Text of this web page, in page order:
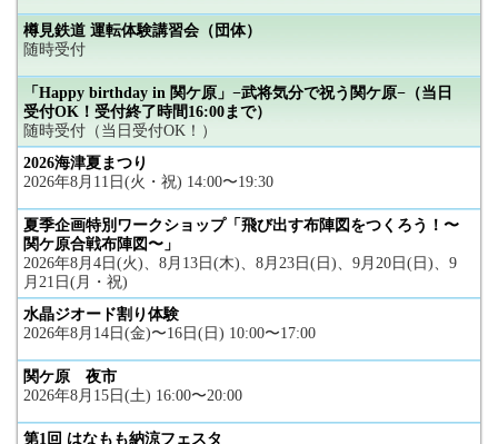
樽見鉄道 運転体験講習会（団体）
随時受付
「Happy birthday in 関ケ原」−武将気分で祝う関ケ原−（当日
受付OK！受付終了時間16:00まで）
随時受付（当日受付OK！）
2026海津夏まつり
2026年8月11日(火・祝) 14:00〜19:30
夏季企画特別ワークショップ「飛び出す布陣図をつくろう！〜
関ケ原合戦布陣図〜」
2026年8月4日(火)、8月13日(木)、8月23日(日)、9月20日(日)、9
月21日(月・祝)
水晶ジオード割り体験
2026年8月14日(金)〜16日(日) 10:00〜17:00
関ケ原 夜市
2026年8月15日(土) 16:00〜20:00
第1回 はなもも納涼フェスタ